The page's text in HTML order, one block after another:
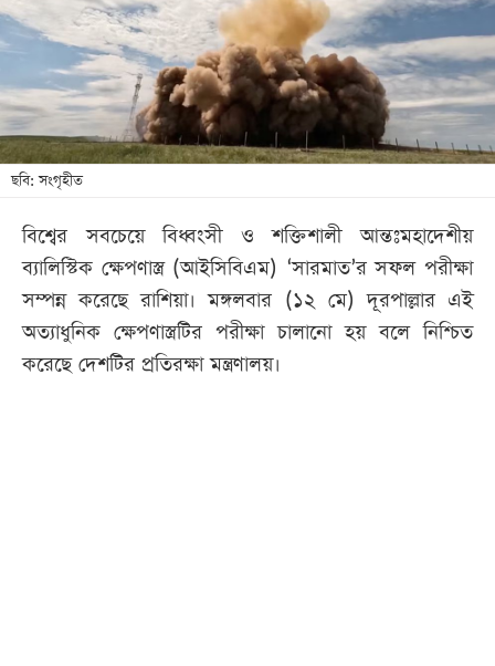
খেলা
বিনোদন
লাইফ
স্টাইল
শিক্ষা
সব
বিভাগ
ছবি: সংগৃহীত
বিশ্বের সবচেয়ে বিধ্বংসী ও শক্তিশালী আন্তঃমহাদেশীয়
ব্যালিস্টিক ক্ষেপণাস্ত্র (আইসিবিএম) ‘সারমাত’র সফল পরীক্ষা
সম্পন্ন করেছে রাশিয়া। মঙ্গলবার (১২ মে) দূরপাল্লার এই
অত্যাধুনিক ক্ষেপণাস্ত্রটির পরীক্ষা চালানো হয় বলে নিশ্চিত
করেছে দেশটির প্রতিরক্ষা মন্ত্রণালয়।